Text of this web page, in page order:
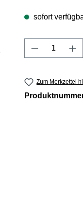
sofort
Produkt
Zum Merkzettel